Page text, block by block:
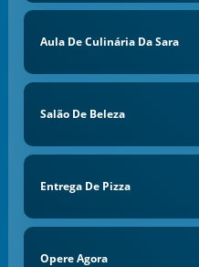
Aula De Culinária Da Sara
Salão De Beleza
Entrega De Pizza
Opere Agora